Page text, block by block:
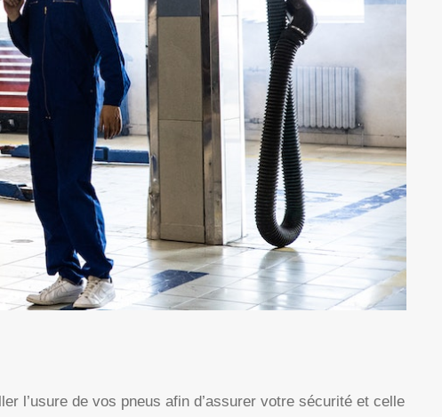
l’usure de vos pneus afin d’assurer votre sécurité et celle